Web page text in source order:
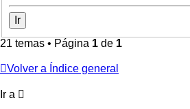
21 temas • Página 1 de 1
Volver a Índice general
Ir a